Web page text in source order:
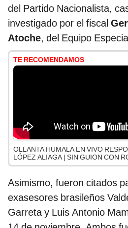
del Partido Nacionalista,
investigado por el fiscal
Atoche, del Equipo
TE RECOMENDAMOS
OLLANTA HUMALA EN VIVO
LÓPEZ ALIAGA | SIN GUION CON
Asimismo, fueron citados
exasesores brasileños
Garreta y Luis Antonio